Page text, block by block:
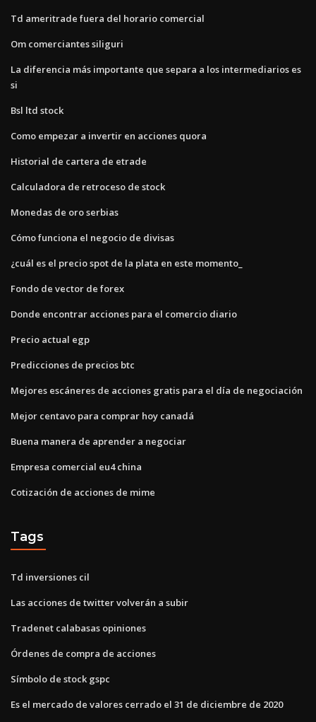
Td ameritrade fuera del horario comercial
Om comerciantes siliguri
La diferencia más importante que separa a los intermediarios es
si
Bsl ltd stock
Como empezar a invertir en acciones quora
Historial de cartera de etrade
Calculadora de retroceso de stock
Monedas de oro serbias
Cómo funciona el negocio de divisas
¿cuál es el precio spot de la plata en este momento_
Fondo de vector de forex
Donde encontrar acciones para el comercio diario
Precio actual egp
Predicciones de precios btc
Mejores escáneres de acciones gratis para el día de negociación
Mejor centavo para comprar hoy canadá
Buena manera de aprender a negociar
Empresa comercial eu4 china
Cotización de acciones de mime
Tags
Td inversiones cil
Las acciones de twitter volverán a subir
Tradenet calabasas opiniones
Órdenes de compra de acciones
Símbolo de stock gspc
Es el mercado de valores cerrado el 31 de diciembre de 2020